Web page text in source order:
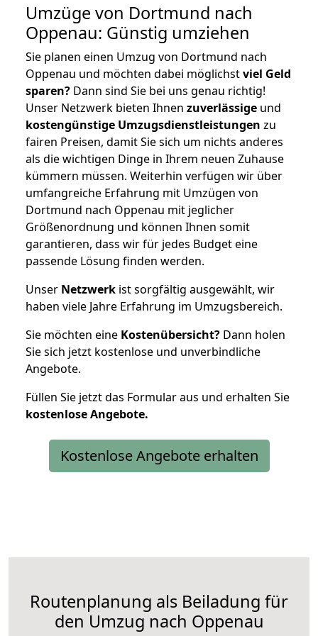
Umzüge von Dortmund nach
Oppenau: Günstig umziehen
Sie planen einen Umzug von Dortmund nach
Oppenau und möchten dabei möglichstviel Geld
sparen? Dann sind Sie bei uns genau richtig!
Unser Netzwerk bieten Ihnen zuverlässige und
kostengünstige Umzugsdienstleistungen zu
fairen Preisen, damit Sie sich um nichts anderes
als die wichtigen Dinge in Ihrem neuen Zuhause
kümmern müssen. Weiterhin verfügen wir über
umfangreiche Erfahrung mit Umzügen von
Dortmund nach Oppenau mit jeglicher
Größenordnung und können Ihnen somit
garantieren, dass wir für jedes Budget eine
passende Lösung finden werden.
Unser Netzwerk ist sorgfältig ausgewählt, wir
haben viele Jahre Erfahrung im Umzugsbereich.
Sie möchten eine Kostenübersicht? Dann holen
Sie sich jetzt kostenlose und unverbindliche
Angebote.
Füllen Sie jetzt das Formular aus und erhalten Sie
kostenloseAngebote.
Kostenlose Angebote erhalten
Routenplanung als Beiladung für
den Umzug nach Oppenau